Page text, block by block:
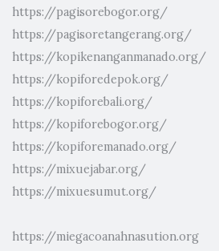
https://pagisorebogor.org/
https://pagisoretangerang.org/
https://kopikenanganmanado.org/
https://kopiforedepok.org/
https://kopiforebali.org/
https://kopiforebogor.org/
https://kopiforemanado.org/
https://mixuejabar.org/
https://mixuesumut.org/
https://miegacoanahnasution.org